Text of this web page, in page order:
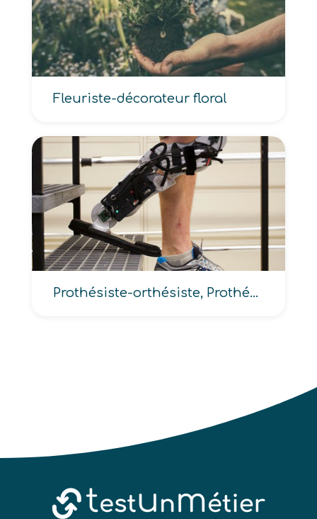
Fleuriste-décorateur floral
Prothésiste-orthésiste, Prothésiste-orthopédiste